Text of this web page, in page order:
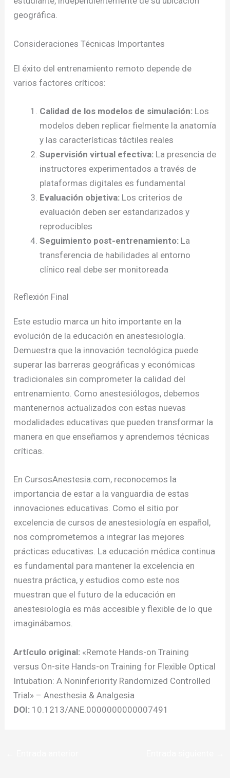
geográfica.
Consideraciones Técnicas Importantes
El éxito del entrenamiento remoto depende de
varios factores críticos:
Calidad de los modelos de simulación: Los
modelos deben replicar fielmente la anatomía
y las características táctiles reales
Supervisión virtual efectiva: La presencia de
instructores experimentados a través de
plataformas digitales es fundamental
Evaluación objetiva: Los criterios de
evaluación deben ser estandarizados y
reproducibles
Seguimiento post-entrenamiento: La
transferencia de habilidades al entorno
clínico real debe ser monitoreada
Reflexión Final
Este estudio marca un hito importante en la
evolución de la educación en anestesiología.
Demuestra que la innovación tecnológica puede
superar las barreras geográficas y económicas
tradicionales sin comprometer la calidad del
entrenamiento. Como anestesiólogos, debemos
mantenernos actualizados con estas nuevas
modalidades educativas que pueden transformar la
manera en que enseñamos y aprendemos técnicas
críticas.
En CursosAnestesia.com, reconocemos la
importancia de estar a la vanguardia de estas
innovaciones educativas. Como el sitio por
excelencia de cursos de anestesiología en español,
nos comprometemos a integrar las mejores
prácticas educativas. La educación médica continua
es fundamental para mantener la excelencia en
nuestra práctica, y estudios como este nos
muestran que el futuro de la educación en
anestesiología es más accesible y flexible de lo que
imaginábamos.
Artículo original: «Remote Hands-on Training
versus On-site Hands-on Training for Flexible Optical
Intubation: A Noninferiority Randomized Controlled
Trial» – Anesthesia & Analgesia
DOI: 10.1213/ANE.0000000000007491